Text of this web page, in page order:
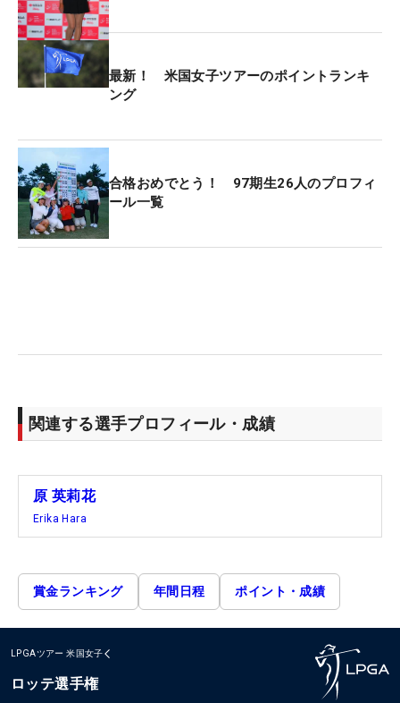
最新！ 米国女子ツアーのポイントランキ
ング
合格おめでとう！ 97期生26人のプロフィ
ール一覧
関連する選手プロフィール・成績
原 英莉花
Erika Hara
賞金ランキング 年間日程 ポイント・成績
LPGAツアー 米国女子
ロッテ選手権